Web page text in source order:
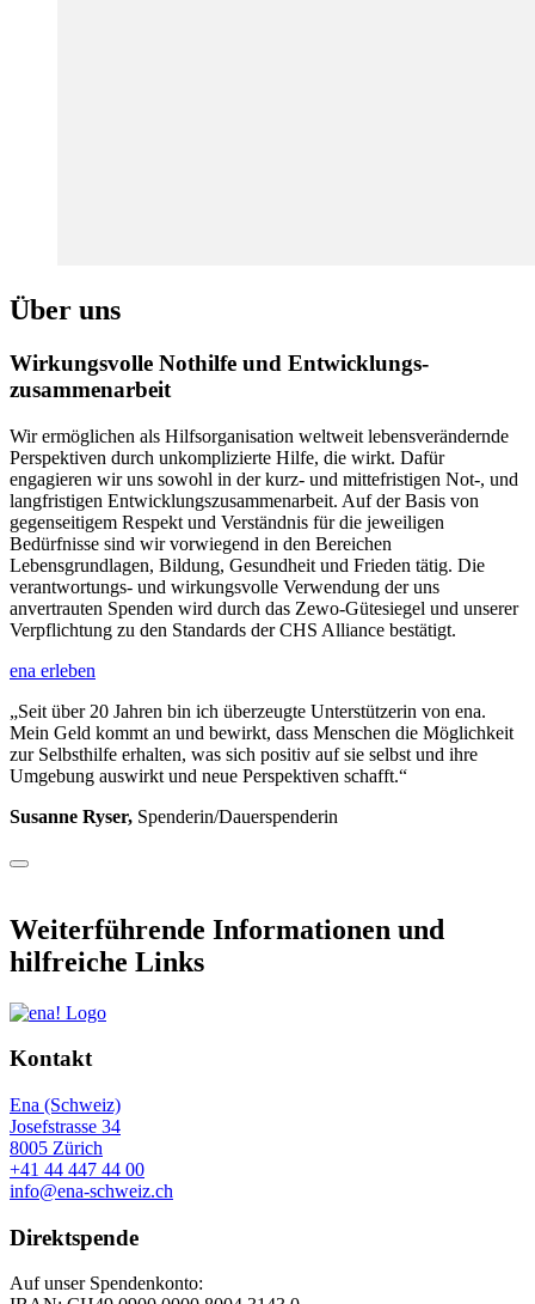
Über uns
Wirkungsvolle Nothilfe und Entwicklungs­
zusammen­arbeit
Wir ermöglichen als Hilfsorganisation weltweit lebensverändernde
Perspektiven durch unkomplizierte Hilfe, die wirkt. Dafür
engagieren wir uns sowohl in der kurz- und mittefristigen Not-, und
langfristigen Entwicklungszusammenarbeit. Auf der Basis von
gegenseitigem Respekt und Verständnis für die jeweiligen
Bedürfnisse sind wir vorwiegend in den Bereichen
Lebensgrundlagen, Bildung, Gesundheit und Frieden tätig. Die
verantwortungs- und wirkungsvolle Verwendung der uns
anvertrauten Spenden wird durch das Zewo-Gütesiegel und unserer
Verpflichtung zu den Standards der CHS Alliance bestätigt.
ena erleben
„Seit über 20 Jahren bin ich überzeugte Unterstützerin von ena.
Mein Geld kommt an und bewirkt, dass Menschen die Möglichkeit
zur Selbsthilfe erhalten, was sich positiv auf sie selbst und ihre
Umgebung auswirkt und neue Perspektiven schafft.“
Susanne Ryser, Spenderin/Dauerspenderin
Weiterführende Informationen und
hilfreiche Links
Kontakt
Ena (Schweiz)
Josefstrasse 34
8005 Zürich
+41 44 447 44 00
info@ena-schweiz.ch
Direktspende
Auf unser Spendenkonto: